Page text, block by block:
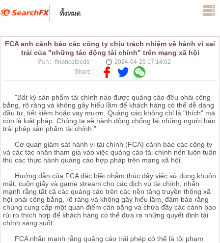
ทั้งหมด
FCA anh cảnh báo các công ty chịu trách nhiệm về hành vi sai
trái của "những tác động tài chính" trên mạng xã hội
ที่มา：financefeeds
2024-04-29 17:14:02
Share：
"Bất kỳ sản phẩm tài chính nào được quảng cáo đều phải công
bằng, rõ ràng và không gây hiểu lầm để khách hàng có thể dễ dàng
đầu tư, tiết kiệm hoặc vay mượn. Quảng cáo không chỉ là "thích" mà
còn là luật pháp. Chúng ta sẽ hành động chống lại những người bán
trái phép sản phẩm tài chính."
Cơ quan giám sát hành vi tài chính (FCA) cảnh báo các công ty
và các tác nhân tham gia vào việc quảng cáo tài chính nên luôn tuân
thủ các thực hành quảng cáo hợp pháp trên mạng xã hội.
Hướng dẫn của FCA đặc biệt nhằm thúc đẩy việc sử dụng khuôn
mặt, cuộn giấy và game stream cho các dịch vụ tài chính, nhấn
mạnh rằng tất cả các quảng cáo trên các nền tảng truyền thông xã
hội phải công bằng, rõ ràng và không gây hiểu lầm, đảm bảo rằng
chúng cung cấp một quan điểm cân bằng và chứa đầy các cảnh báo
rủi ro thích hợp để khách hàng có thể đưa ra những quyết định tài
chính sáng suốt.
FCA nhấn mạnh rằng quảng cáo trái phép có thể là tội phạm